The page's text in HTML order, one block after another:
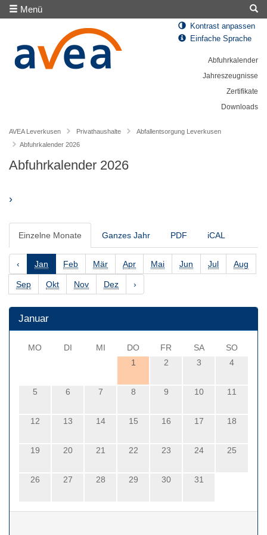
Menü
Kontrast anpassen
Einfache Sprache
Abfuhrkalender
Jahreszeugnisse
Zertifikate
Downloads
AVEA Leverkusen Privathaushalte
Abfallentsorgung Leverkusen
Abfuhrkalender 2026
Abfuhrkalender 2026
›
Einzelne Monate Ganzes Jahr PDF iCAL
‹ Jan Feb Mär Apr Mai Jun Jul Aug
Sep Okt Nov Dez ›
Januar
MO DI MI DO FR SA
SO
1
2 3 4
5 6 7 8 9 10 11
12 13 14 15 16 17 18
19 20 21 22 23 24 25
26 27 28 29 30 31